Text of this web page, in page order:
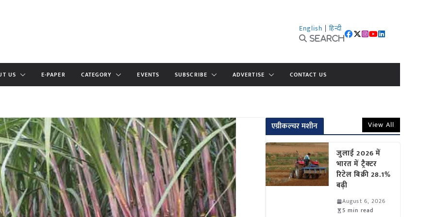
English | हिन्दी
Search
US E-PAPER CATEGORY EVENTS SUBSCRIBE ADVERTISE CONTACT US
एग्रीकल्चर मशीन View All
जुलाई 2026 में
भारत में ट्रैक्टर
रिटेल बिक्री 28.1%
बढ़ी
August 6, 2026
5 min read